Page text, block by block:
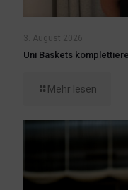
3. August 2026
Uni Baskets
Mehr lesen